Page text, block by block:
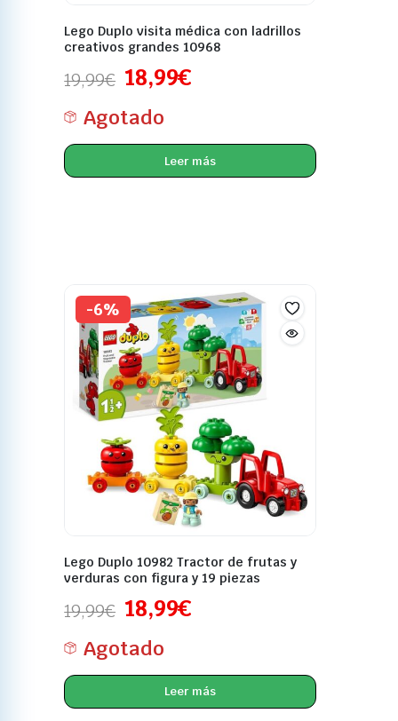
Lego Duplo visita médica con ladrillos
creativos grandes 10968
19,99€ 18,99€
Agotado
Leer más
-6%
Lego Duplo 10982 Tractor de frutas y
verduras con figura y 19 piezas
19,99€ 18,99€
Agotado
Leer más